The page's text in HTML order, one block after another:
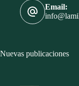
Email:
Nuevas publicaciones